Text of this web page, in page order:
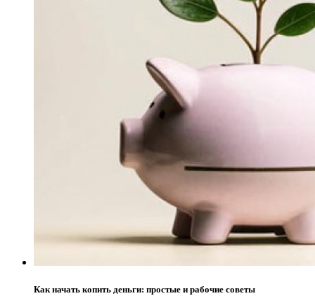
Как начать копить деньги: простые и рабочие советы